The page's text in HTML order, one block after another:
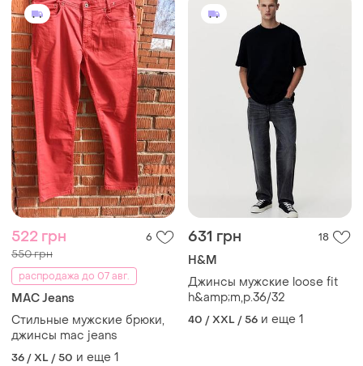
522 грн 6
550 грн
распродажа до 07 авг.
MAC Jeans
Стильные мужские брюки,
джинсы mac jeans
36 / XL / 50 и еще 1
631 грн 18
H&M
Джинсы мужские loose fit
h&amp;m,p.36/32
40 / XXL / 56 и еще 1